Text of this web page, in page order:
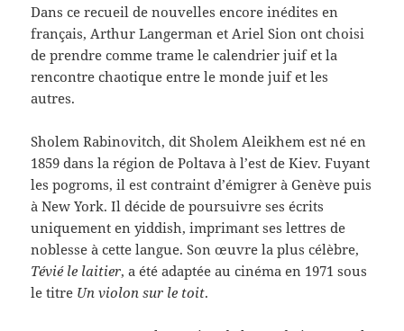
Dans ce recueil de nouvelles encore inédites en
français, Arthur Langerman et Ariel Sion ont choisi
de prendre comme trame le calendrier juif et la
rencontre chaotique entre le monde juif et les
autres.
Sholem Rabinovitch, dit Sholem Aleikhem est né en
1859 dans la région de Poltava à l’est de Kiev. Fuyant
les pogroms, il est contraint d’émigrer à Genève puis
à New York. Il décide de poursuivre ses écrits
uniquement en yiddish, imprimant ses lettres de
noblesse à cette langue. Son œuvre la plus célèbre,
Tévié le laitier, a été adaptée au cinéma en 1971 sous
le titre Un violon sur le toit.